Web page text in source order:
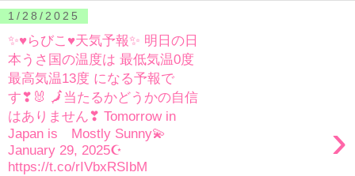
1/28/2025
✨♥らびこ♥天気予報✨ 明日の日
本うさ国の温度は 最低気温0度
最高気温13度 になる予報で
す❣🐰 🗾当たるかどうかの自信
はありません❣ Tomorrow in
Japan is Mostly Sunny💫
January 29, 2025☪
https://t.co/rIVbxRSIbM
›